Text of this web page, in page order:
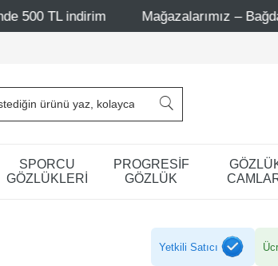
Mağazalarımız – Bağdat Caddesi 1 -
SPORCU
GÖZLÜKLERİ
PROGRESİF
GÖZLÜK
Yetkili Satıcı